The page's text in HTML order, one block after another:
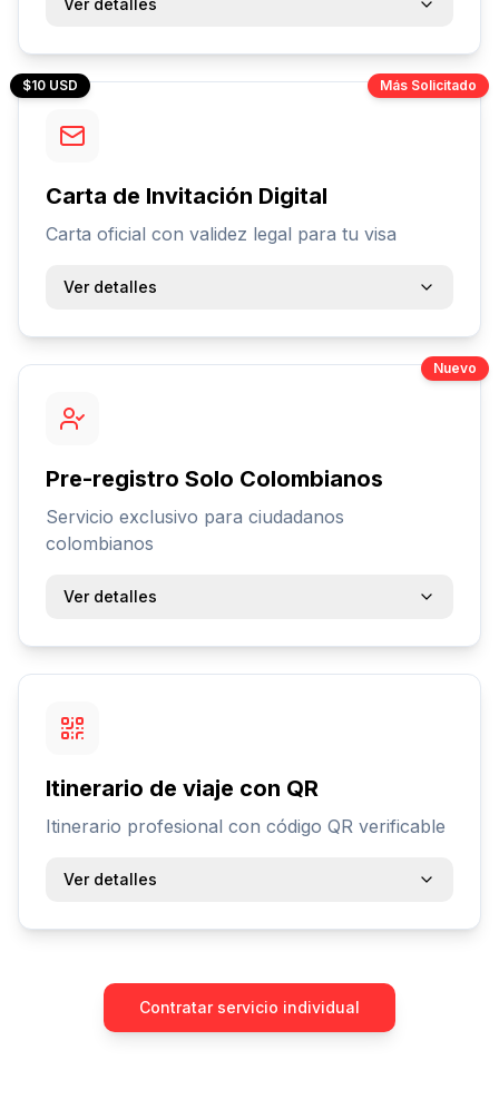
Ver detalles
$10 USD Más Solicitado
Carta de Invitación Digital
Carta oficial con validez legal para tu visa
Ver detalles
Nuevo
Pre-registro Solo Colombianos
Servicio exclusivo para ciudadanos
colombianos
Ver detalles
Itinerario de viaje con QR
Itinerario profesional con código QR verificable
Ver detalles
Contratar servicio individual